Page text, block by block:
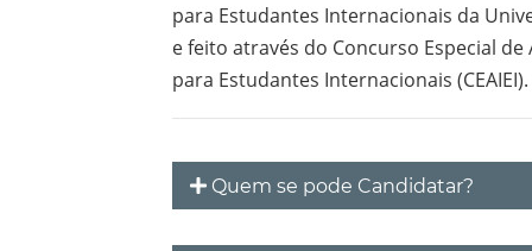
para Estudantes Internacionais da
e feito através do Concurso Especial de
para Estudantes Internacionais (CEAIEI).
Quem se pode Candidatar?